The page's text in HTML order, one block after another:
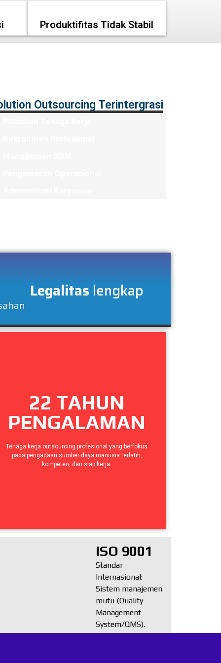
Produktifitas Tidak Stabil
Outsourcing Terintergrasi
Legalitas lengkap
22 TAHUN
PENGALAMAN
Tenaga kerja outsourcing profesional yang berfokus
pada pengadaan sumber daya manusia terlatih,
kompeten, dan siap kerja.
ISO 9001
Standar
Internasional:
Sistem manajemen
mutu (Quality
Management
System/QMS).